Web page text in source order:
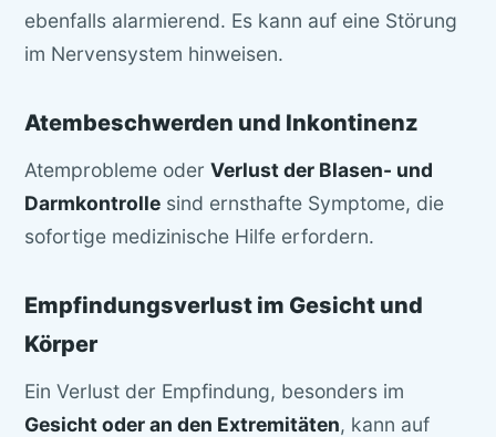
ebenfalls alarmierend. Es kann auf eine Störung
im Nervensystem hinweisen.
Atembeschwerden und Inkontinenz
Atemprobleme oder Verlust der Blasen- und
Darmkontrolle sind ernsthafte Symptome, die
sofortige medizinische Hilfe erfordern.
Empfindungsverlust im Gesicht und
Körper
Ein Verlust der Empfindung, besonders im
Gesicht oder an den Extremitäten, kann auf